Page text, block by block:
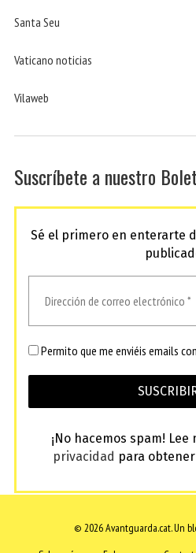
Santa Seu
Vaticano noticias
Vilaweb
Suscríbete a nuestro
Sé el primero en enterarte
Permito que me enviéis emails
¡No hacemos spam! Lee
privacidad para
© 2026 Avantguarda.cat.Un